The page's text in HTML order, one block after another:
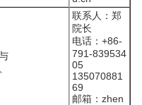
联系人：郑
院长
电话：+86-
791-839534
05
135070881
69
邮箱：zhen